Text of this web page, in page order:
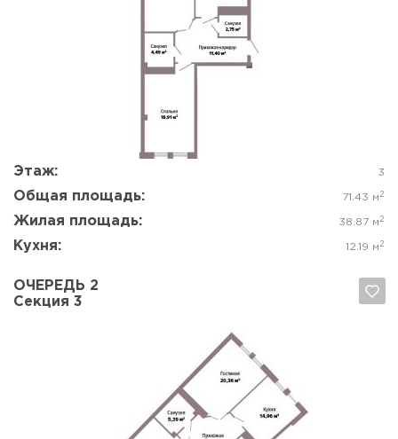
Этаж: 3
Общая площадь: 71.43 м 2
Жилая площадь: 38.87 м 2
Кухня: 12.19 м 2
ОЧЕРЕДЬ 2
Секция 3